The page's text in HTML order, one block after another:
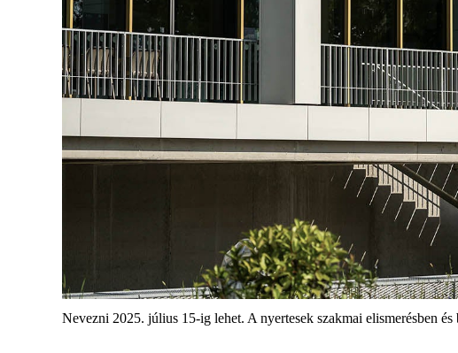
Nevezni 2025. július 15-ig lehet. A nyertesek szakmai elismerésben